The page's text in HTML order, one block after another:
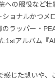
への服役など
ョナルかつメ
ラッパー・
1stアルバム『
感じた想いや、